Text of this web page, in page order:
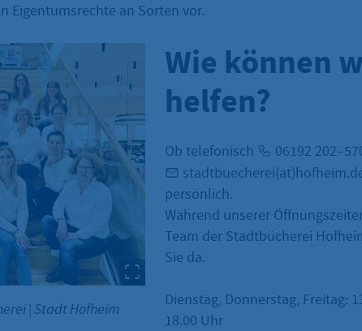
Eigentumsrechte an Sorten vor.
Stadt Hofheim
Wie können
helfen?
Ob telefonisch 06192
persönlich.
Während unserer
Team der Stadtbücherei
Sie da.
Dienstag, Donnerstag, Freitag:
18.00 Uhr